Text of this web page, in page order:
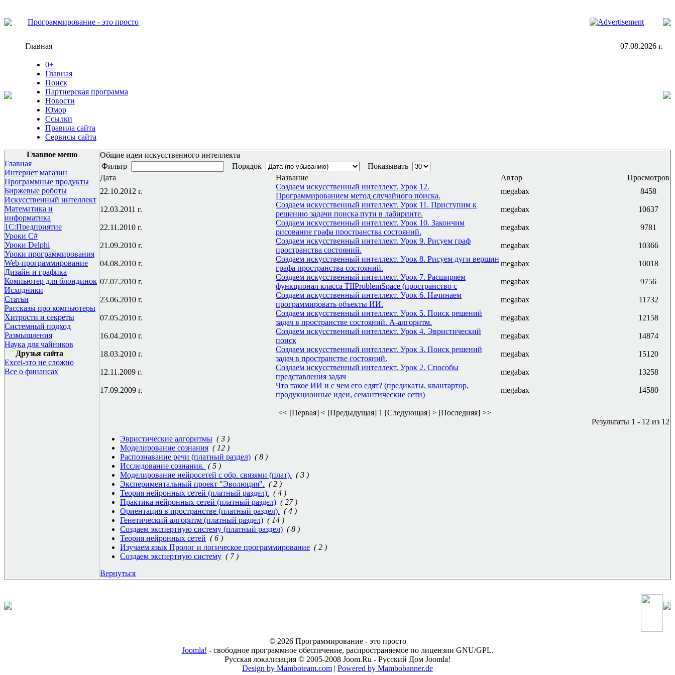
Программирование - это просто
Главная 07.08.2026 г.
0+
Главная
Поиск
Партнерская программа
Новости
Юмор
Ссылки
Правила сайта
Сервисы сайта
Главное меню
Главная
Интернет магазин
Программные продукты
Биржевые роботы
Искусственный интеллект
Математика и
информатика
1С:Предприятие
Уроки C#
Уроки Delphi
Уроки программирования
Web-программирование
Дизайн и графика
Компьютер для блондинок
Исходники
Статьи
Рассказы про компьютеры
Хитрости и секреты
Системный подход
Размышления
Наука для чайников
Друзья сайта
Excel-это не сложно
Все о финансах
Общие идеи искусственного интеллекта
Фильтр
Порядок
Показывать
Дата
Название Автор
Просмотров
22.10.2012 г.
Создаем искусственный интеллект. Урок 12.
Программированием метод случайного поиска.
megabax 8458
12.03.2011 г.
Создаем искусственный интеллект. Урок 11. Приступим к
решению задачи поиска пути в лабиринте.
megabax 10637
22.11.2010 г.
Создаем искусственный интеллект. Урок 10. Закончим
рисование графа пространства состояний.
megabax 9781
21.09.2010 г.
Создаем искусственный интеллект. Урок 9. Рисуем граф
пространства состояний.
megabax 10366
04.08.2010 г.
Создаем искусственный интеллект. Урок 8. Рисуем дуги вершин
графа пространства состояний.
megabax 10018
07.07.2010 г.
Создаем искусственный интеллект. Урок 7. Расширяем
функционал класса TIIProblemSpace (пространство с
megabax 9756
23.06.2010 г.
Создаем искусственный интеллект. Урок 6. Начинаем
программировать объекты ИИ.
megabax 11732
07.05.2010 г.
Создаем искусственный интеллект. Урок 5. Поиск решений
задач в пространстве состояний. А-алгоритм.
megabax 12158
16.04.2010 г.
Создаем искусственный интеллект. Урок 4. Эвристический
поиск
megabax 14874
18.03.2010 г.
Создаем искусственный интеллект. Урок 3. Поиск решений
задач в пространстве состояний.
megabax 15120
12.11.2009 г.
Создаем искусственный интеллект. Урок 2. Способы
представления задач
megabax 13258
17.09.2009 г.
Что такое ИИ и с чем его едят? (предикаты, квантартор,
продукционные идеи, семантические сети)
megabax 14580
<< [Первая] < [Предыдущая] 1 [Следующая] > [Последняя] >>
Результаты 1 - 12 из 12
Эвристические алгоритмы ( 3 )
Моделирование сознания ( 12 )
Распознавание речи (платный раздел) ( 8 )
Исследование сознания. ( 5 )
Моделирование нейросетей с обр. связями (плат). ( 3 )
Экспериментальный проект "Эволюция". ( 2 )
Теория нейронных сетей (платный раздел). ( 4 )
Практика нейронных сетей (платный раздел) ( 27 )
Ориентация в пространстве (платный раздел). ( 4 )
Генетический алгоритм (платный раздел) ( 14 )
Создаем экспертную систему (платный раздел) ( 8 )
Теория нейронных сетей ( 6 )
Изучаем язык Пролог и логическое программирование ( 2 )
Создаем экспертную систему ( 7 )
Вернуться
© 2026 Программирование - это просто
Joomla! - свободное программное обеспечение, распространяемое по лицензии GNU/GPL.
Русская локализация © 2005-2008 Joom.Ru - Русский Дом Joomla!
Design by Mamboteam.com | Powered by Mambobanner.de